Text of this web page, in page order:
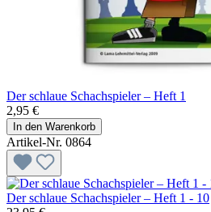
Der schlaue Schachspieler – Heft 1
2,95 €
In den Warenkorb
Artikel-Nr. 0864
Der schlaue Schachspieler – Heft 1 - 10